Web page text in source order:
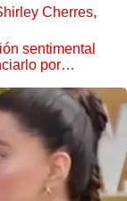
Cherres,
sentimental
por